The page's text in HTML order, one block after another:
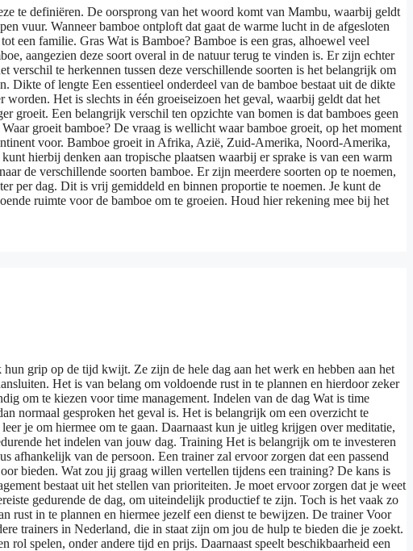
te definiëren. De oorsprong van het woord komt van Mambu, waarbij geldt
vuur. Wanneer bamboe ontploft dat gaat de warme lucht in de afgesloten
een familie. Gras Wat is Bamboe? Bamboe is een gras, alhoewel veel
aangezien deze soort overal in de natuur terug te vinden is. Er zijn echter
verschil te herkennen tussen deze verschillende soorten is het belangrijk om
of lengte Een essentieel onderdeel van de bamboe bestaat uit de dikte
Het is slechts in één groeiseizoen het geval, waarbij geldt dat het
groeit. Een belangrijk verschil ten opzichte van bomen is dat bamboes geen
groeit bamboe? De vraag is wellicht waar bamboe groeit, op het moment
voor. Bamboe groeit in Afrika, Azië, Zuid-Amerika, Noord-Amerika,
hierbij denken aan tropische plaatsen waarbij er sprake is van een warm
de verschillende soorten bamboe. Er zijn meerdere soorten op te noemen,
per dag. Dit is vrij gemiddeld en binnen proportie te noemen. Je kunt de
ruimte voor de bamboe om te groeien. Houd hier rekening mee bij het
grip op de tijd kwijt. Ze zijn de hele dag aan het werk en hebben aan het
Het is van belang om voldoende rust in te plannen en hierdoor zeker
om te kiezen voor time management. Indelen van de dag Wat is time
normaal gesproken het geval is. Het is belangrijk om een overzicht te
je om hiermee om te gaan. Daarnaast kun je uitleg krijgen over meditatie,
het indelen van jouw dag. Training Het is belangrijk om te investeren
van de persoon. Een trainer zal ervoor zorgen dat een passend
bieden. Wat zou jij graag willen vertellen tijdens een training? De kans is
bestaat uit het stellen van prioriteiten. Je moet ervoor zorgen dat je weet
gedurende de dag, om uiteindelijk productief te zijn. Toch is het vaak zo
rust in te plannen en hiermee jezelf een dienst te bewijzen. De trainer Voor
trainers in Nederland, die in staat zijn om jou de hulp te bieden die je zoekt.
spelen, onder andere tijd en prijs. Daarnaast speelt beschikbaarheid een